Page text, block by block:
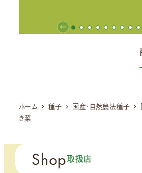
ホーム 種子 国産・自然農法種子
き菜
Shop取扱店